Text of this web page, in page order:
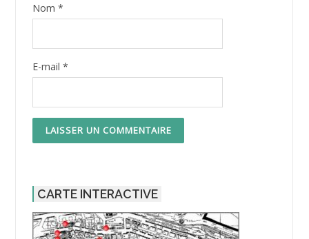
Nom *
E-mail *
CARTE INTERACTIVE